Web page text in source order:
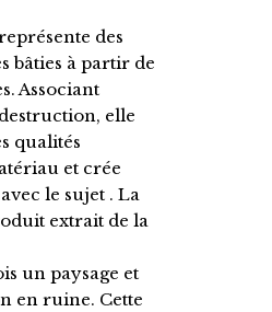
des
bâties à partir de
Associant
elle
qualités
et crée
le sujet . La
extrait de la
un paysage et
en ruine. Cette